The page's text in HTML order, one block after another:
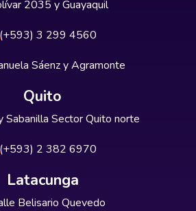
2035 y Guayaquil
(+593) 3 299 4560
Sáenz y Agramonte
Quito
Sabanilla Sector Quito norte
(+593) 2 382 6970
Latacunga
Belisario Quevedo